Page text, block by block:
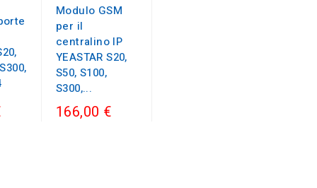
Modulo GSM
per il
centralino IP
YEASTAR S20,
S50, S100,
S300,...
166,00 €